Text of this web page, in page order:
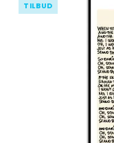
TILBUD